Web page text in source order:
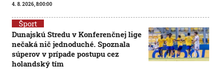
4. 8. 2026, 8:00:00
Šport
Dunajskú Stredu v Konferenčnej lige
nečaká nič jednoduché. Spoznala
súperov v prípade postupu cez
holandský tím